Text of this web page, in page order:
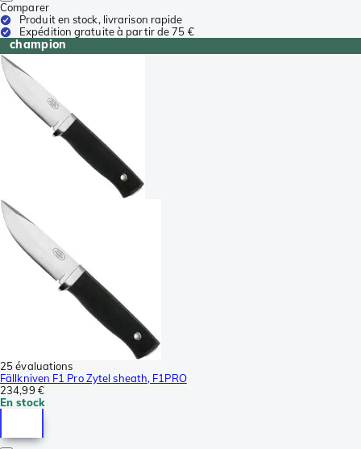
Comparer
Produit en stock, livrarison rapide
Expédition gratuite à partir de 75 €
champion
25 évaluations
Fällkniven F1 Pro Zytel sheath, F1PRO
234,99 €
En stock